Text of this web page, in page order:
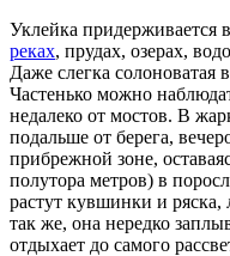
Уклейка придерживается
реках, прудах, озерах,
Даже слегка солоноватая
Частенько можно
недалеко от мостов. В
подальше от берега,
прибрежной зоне,
полутора метров) в
растут кувшинки и ряска,
так же, она нередко
отдыхает до самого